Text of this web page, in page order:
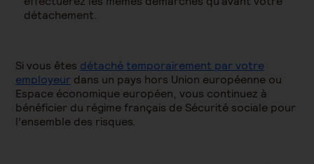
détachement.
Si vous êtes détaché temporairement par votre
employeur dans un pays hors Union européenne ou
Espace économique européen, vous continuez à
bénéficier du régime français de Sécurité sociale pour
l’ensemble des risques.